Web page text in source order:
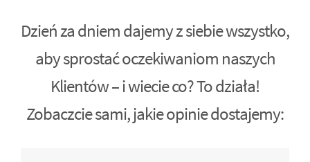
Dzień za dniem dajemy z siebie wszystko,
aby sprostać oczekiwaniom naszych
Klientów – i wiecie co? To działa!
Zobaczcie sami, jakie opinie dostajemy: